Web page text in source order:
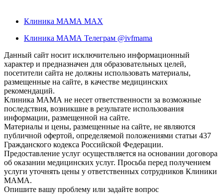
Клиника МАМА MAX
Клиника МАМА Телеграм @ivfmama
Данный сайт носит исключительно информационный
характер и предназначен для образовательных целей,
посетители сайта не должны использовать материалы,
размещенные на сайте, в качестве медицинских
рекомендаций.
Клиника МАМА не несет ответственности за возможные
последствия, возникшие в результате использования
информации, размещенной на сайте.
Материалы и цены, размещенные на сайте, не являются
публичной офертой, определяемой положениями статьи 437
Гражданского кодекса Российской Федерации.
Предоставление услуг осуществляется на основании договора
об оказании медицинских услуг. Просьба перед получением
услуги уточнять цены у ответственных сотрудников Клиники
МАМА.
Опишите вашу проблему или задайте вопрос